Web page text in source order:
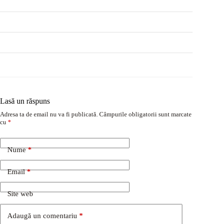
Lasă un răspuns
Adresa ta de email nu va fi publicată. Câmpurile obligatorii sunt marcate
cu *
Nume*
Email*
Site web
Adaugă un comentariu *